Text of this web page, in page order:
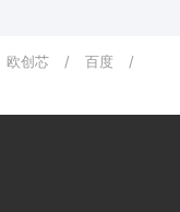
欧创芯 / 百度
/